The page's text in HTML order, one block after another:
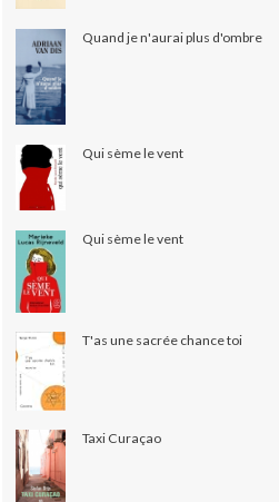
Quand je n'aurai plus d'ombre
Qui sème le vent
Qui sème le vent
T'as une sacrée chance toi
Taxi Curaçao